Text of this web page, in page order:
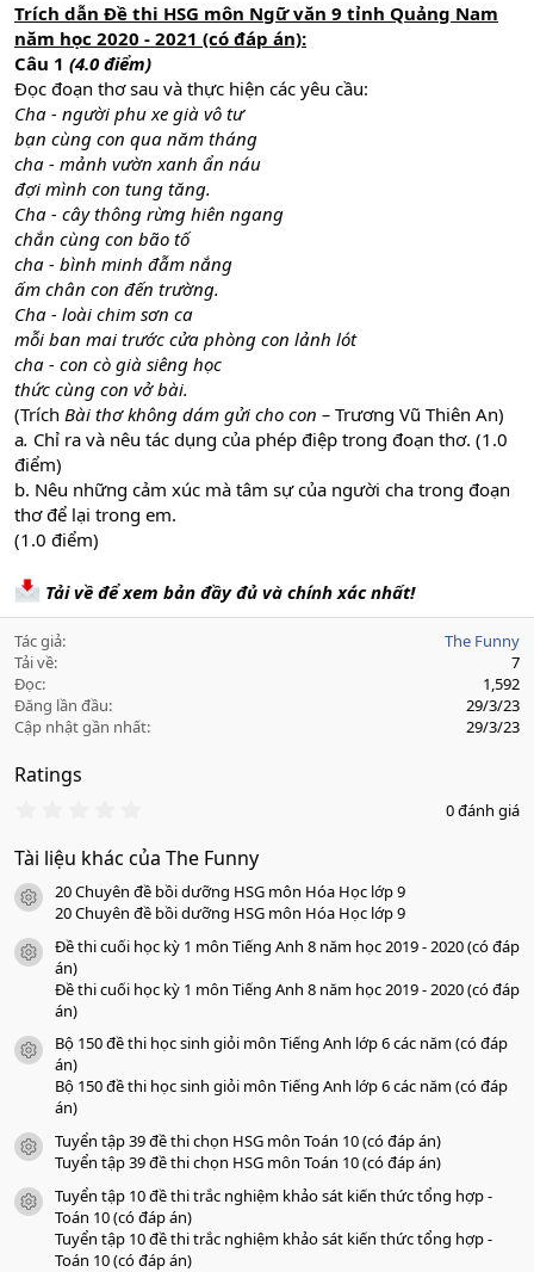
Trích dẫn Đề thi HSG môn Ngữ văn 9 tỉnh Quảng Nam
năm học 2020 - 2021 (có đáp án):
Câu 1 (4.0 điểm)
Đọc đoạn thơ sau và thực hiện các yêu cầu:
Cha - người phu xe già vô tư
bạn cùng con qua năm tháng
cha - mảnh vườn xanh ẩn náu
đợi mình con tung tăng.
Cha - cây thông rừng hiên ngang
chắn cùng con bão tố
cha - bình minh đẫm nắng
ấm chân con đến trường.
Cha - loài chim sơn ca
mỗi ban mai trước cửa phòng con lảnh lót
cha - con cò già siêng học
thức cùng con vở bài.
(Trích Bài thơ không dám gửi cho con – Trương Vũ Thiên An)
a. Chỉ ra và nêu tác dụng của phép điệp trong đoạn thơ. (1.0
điểm)
b. Nêu những cảm xúc mà tâm sự của người cha trong đoạn
thơ để lại trong em.
(1.0 điểm)
Tải về để xem bản đầy đủ và chính xác nhất!
Tác giả
The Funny
Tải về
7
Đọc
1,592
Đăng lần đầu
29/3/23
Cập nhật gần nhất
29/3/23
Ratings
0
0
s
a
o
0 đánh giá
Tài liệu khác của The Funny
icon tài liệu
20 Chuyên đề bồi dưỡng HSG môn Hóa Học lớp 9
20 Chuyên đề bồi dưỡng HSG môn Hóa Học lớp 9
icon tài liệu
Đề thi cuối học kỳ 1 môn Tiếng Anh 8 năm học 2019 - 2020 (có đáp
án)
Đề thi cuối học kỳ 1 môn Tiếng Anh 8 năm học 2019 - 2020 (có đáp
án)
icon tài liệu
Bộ 150 đề thi học sinh giỏi môn Tiếng Anh lớp 6 các năm (có đáp
án)
Bộ 150 đề thi học sinh giỏi môn Tiếng Anh lớp 6 các năm (có đáp
án)
icon tài liệu
Tuyển tập 39 đề thi chọn HSG môn Toán 10 (có đáp án)
Tuyển tập 39 đề thi chọn HSG môn Toán 10 (có đáp án)
icon tài liệu
Tuyển tập 10 đề thi trắc nghiệm khảo sát kiến thức tổng hợp -
Toán 10 (có đáp án)
Tuyển tập 10 đề thi trắc nghiệm khảo sát kiến thức tổng hợp -
Toán 10 (có đáp án)